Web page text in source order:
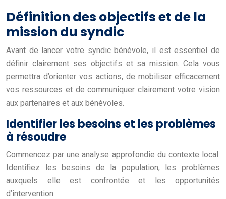
Définition des objectifs et de la
mission du syndic
Avant de lancer votre syndic bénévole, il est essentiel de
définir clairement ses objectifs et sa mission. Cela vous
permettra d’orienter vos actions, de mobiliser efficacement
vos ressources et de communiquer clairement votre vision
aux partenaires et aux bénévoles.
Identifier les besoins et les problèmes
à résoudre
Commencez par une analyse approfondie du contexte local.
Identifiez les besoins de la population, les problèmes
auxquels elle est confrontée et les opportunités
d’intervention.